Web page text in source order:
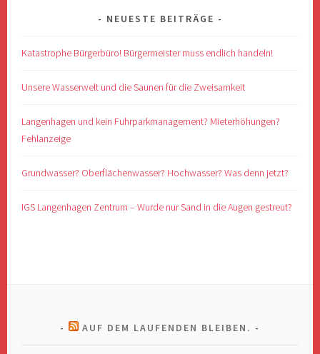
NEUESTE BEITRÄGE
Katastrophe Bürgerbüro! Bürgermeister muss endlich handeln!
Unsere Wasserwelt und die Saunen für die Zweisamkeit
Langenhagen und kein Fuhrparkmanagement? Mieterhöhungen?
Fehlanzeige
Grundwasser? Oberflächenwasser? Hochwasser? Was denn jetzt?
IGS Langenhagen Zentrum – Wurde nur Sand in die Augen gestreut?
AUF DEM LAUFENDEN BLEIBEN.